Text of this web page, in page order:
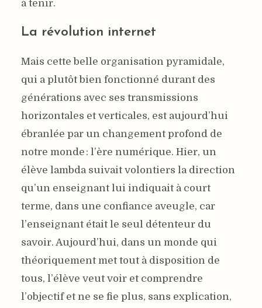
à tenir.
La révolution internet
Mais cette belle organisation pyramidale,
qui a plutôt bien fonctionné durant des
générations avec ses transmissions
horizontales et verticales, est aujourd’hui
ébranlée par un changement profond de
notre monde : l’ère numérique. Hier, un
élève lambda suivait volontiers la direction
qu’un enseignant lui indiquait à court
terme, dans une confiance aveugle, car
l’enseignant était le seul détenteur du
savoir. Aujourd’hui, dans un monde qui
théoriquement met tout à disposition de
tous, l’élève veut voir et comprendre
l’objectif et ne se fie plus, sans explication,